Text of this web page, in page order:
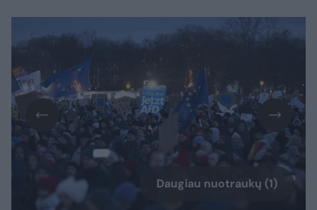
Daugiau nuotraukų (1)